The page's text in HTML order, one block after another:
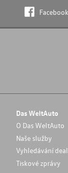
Facebook
Das WeltAuto
O Das WeltAuto
Naše služby
Vyhledávání
Tiskové zprávy